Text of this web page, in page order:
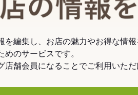
を編集し、お店の魅力やお得な情
めのサービスです。
店舗会員になることでご利用いただ